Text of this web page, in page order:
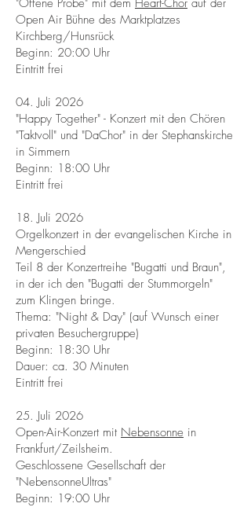
"Offene Probe" mit dem Heart-Chor auf der
Open Air Bühne des Marktplatzes
Kirchberg/Hunsrück
Beginn: 20:00 Uhr
Eintritt frei
04. Juli 2026
"Happy Together" - Konzert mit den Chören
"Taktvoll" und "DaChor" in der Stephanskirche
in Simmern
Beginn: 18:00 Uhr
Eintritt frei
18. Juli 2026
Orgelkonzert in der evangelischen Kirche in
Mengerschied
Teil 8 der Konzertreihe "Bugatti und Braun",
in der ich den "Bugatti der Stummorgeln"
zum Klingen bringe.
Thema: "Night & Day" (auf Wunsch einer
privaten Besuchergruppe)
Beginn: 18:30 Uhr
Dauer: ca. 30 Minuten
Eintritt frei
25. Juli 2026
Open-Air-Konzert mit Nebensonne in
Frankfurt/Zeilsheim.
Geschlossene Gesellschaft der
"NebensonneUltras"
Beginn: 19:00 Uhr